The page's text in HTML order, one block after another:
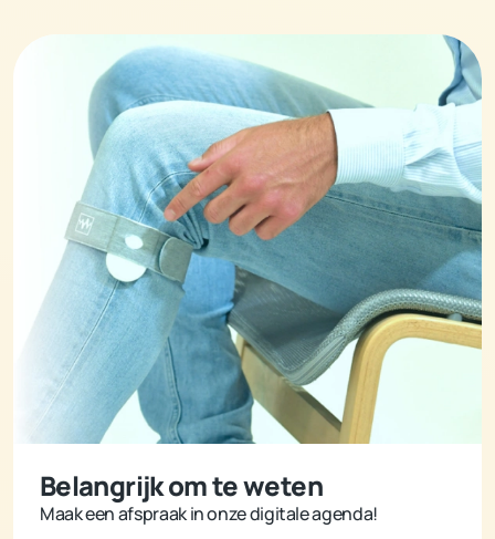
Belangrijk om te weten
Maak een afspraak in onze digitale agenda!